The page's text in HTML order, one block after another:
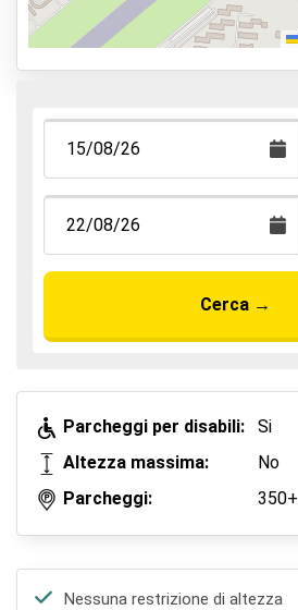
Parcheggia, dormi e vola
Cerca →
Parcheggi per disabili:
Si
Altezza massima:
No
Parcheggi:
350+
Nessuna restrizione di altezza